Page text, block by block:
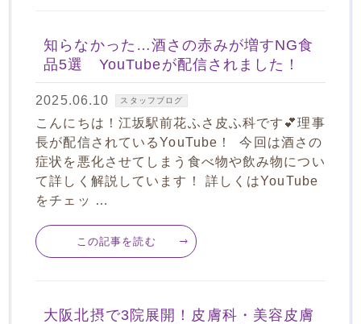
知らなかった…酒さの赤みが増すNG食
品5選 YouTubeが配信されました！
2025.06.10 スタッフブログ
こんにちは！江坂駅前花ふさ皮ふ科です💕理事
長が配信されているYouTube！ 今回は酒さの
症状を悪化させてしまう食べ物や飲み物につい
て詳しく解説しています！ 詳しくはYouTube
をチェッ …
この記事を読む
大阪北摂で3院展開！皮膚科・美容皮膚